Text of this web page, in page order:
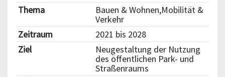
Thema
Bauen & Wohnen,Mobilität &
Verkehr
Zeitraum
2021 bis 2028
Ziel
Neugestaltung der Nutzung
des öffentlichen Park- und
Straßenraums